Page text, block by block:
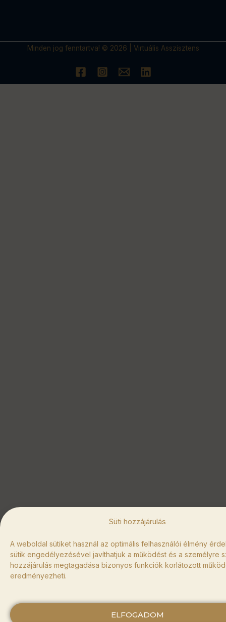
Süti hozzájárulás
A weboldal sütiket használ az optimális felhasználói élmény
sütik engedélyezésével javíthatjuk a működést és a személyre
hozzájárulás megtagadása bizonyos funkciók korlátozott
eredményezheti.
ELFOGADOM
Minden jog fenntartva! © 2026 Virtuális Asszisztens